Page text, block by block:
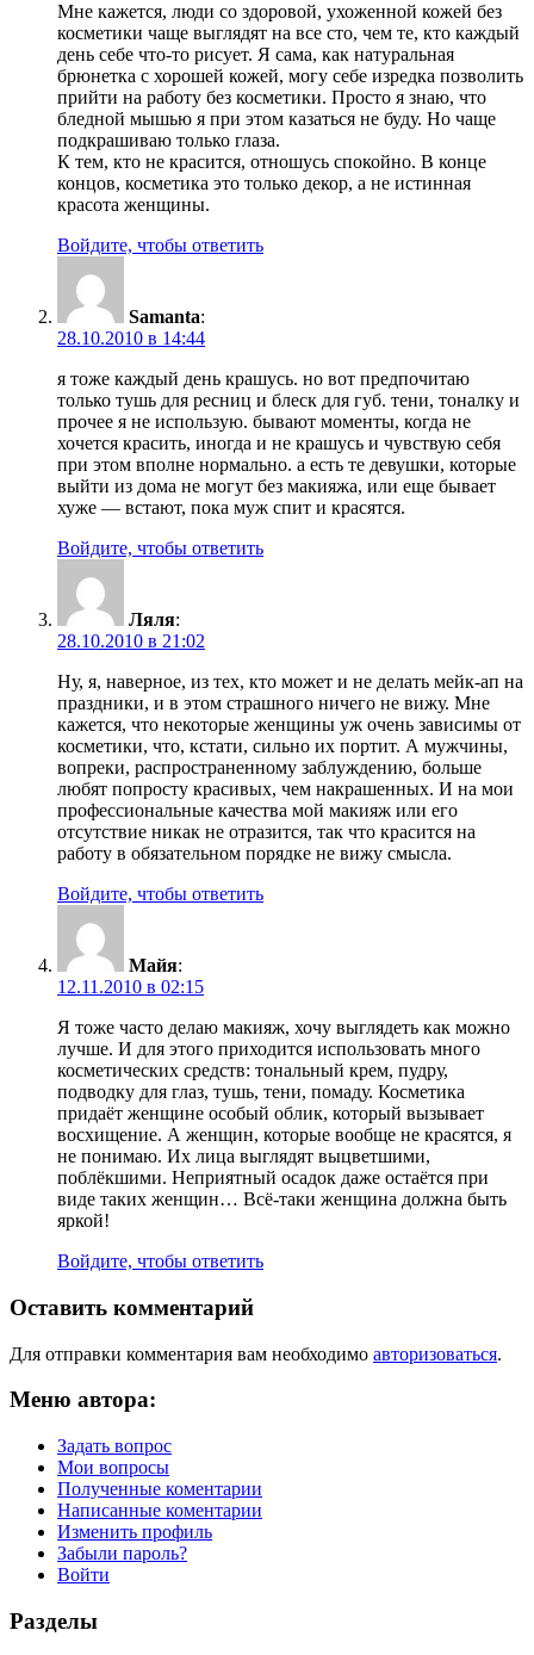
Мне кажется, люди со здоровой, ухоженной кожей без
косметики чаще выглядят на все сто, чем те, кто каждый
день себе что-то рисует. Я сама, как натуральная
брюнетка с хорошей кожей, могу себе изредка позволить
прийти на работу без косметики. Просто я знаю, что
бледной мышью я при этом казаться не буду. Но чаще
подкрашиваю только глаза.
К тем, кто не красится, отношусь спокойно. В конце
концов, косметика это только декор, а не истинная
красота женщины.
Войдите, чтобы ответить
Samanta:
28.10.2010 в 14:44
я тоже каждый день крашусь. но вот предпочитаю
только тушь для ресниц и блеск для губ. тени, тоналку и
прочее я не использую. бывают моменты, когда не
хочется красить, иногда и не крашусь и чувствую себя
при этом вполне нормально. а есть те девушки, которые
выйти из дома не могут без макияжа, или еще бывает
хуже — встают, пока муж спит и красятся.
Войдите, чтобы ответить
Ляля:
28.10.2010 в 21:02
Ну, я, наверное, из тех, кто может и не делать мейк-ап на
праздники, и в этом страшного ничего не вижу. Мне
кажется, что некоторые женщины уж очень зависимы от
косметики, что, кстати, сильно их портит. А мужчины,
вопреки, распространенному заблуждению, больше
любят попросту красивых, чем накрашенных. И на мои
профессиональные качества мой макияж или его
отсутствие никак не отразится, так что красится на
работу в обязательном порядке не вижу смысла.
Войдите, чтобы ответить
Майя:
12.11.2010 в 02:15
Я тоже часто делаю макияж, хочу выглядеть как можно
лучше. И для этого приходится использовать много
косметических средств: тональный крем, пудру,
подводку для глаз, тушь, тени, помаду. Косметика
придаёт женщине особый облик, который вызывает
восхищение. А женщин, которые вообще не красятся, я
не понимаю. Их лица выглядят выцветшими,
поблёкшими. Неприятный осадок даже остаётся при
виде таких женщин… Всё-таки женщина должна быть
яркой!
Войдите, чтобы ответить
Оставить комментарий
Для отправки комментария вам необходимо авторизоваться.
Меню автора:
Задать вопрос
Мои вопросы
Полученные коментарии
Написанные коментарии
Изменить профиль
Забыли пароль?
Войти
Разделы